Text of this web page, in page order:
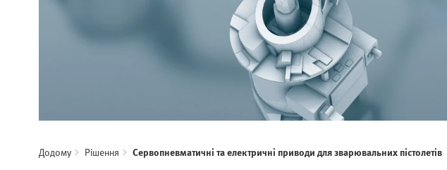
Додому Рішення Сервопневматичні та електричні приводи для зварювальних пістолетів